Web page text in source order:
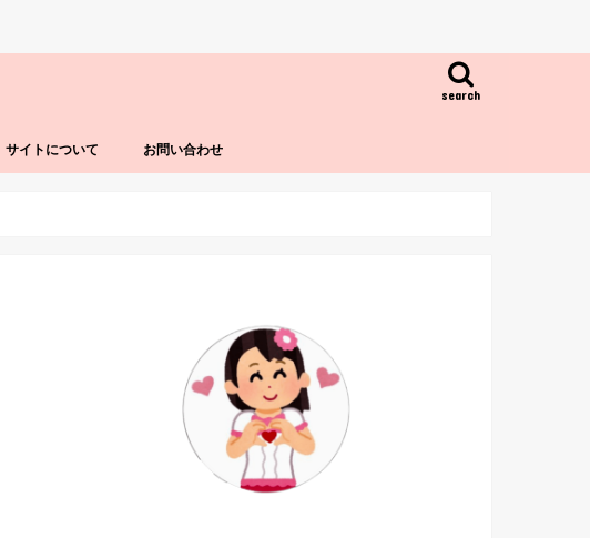
search
サイトについて お問い合わせ